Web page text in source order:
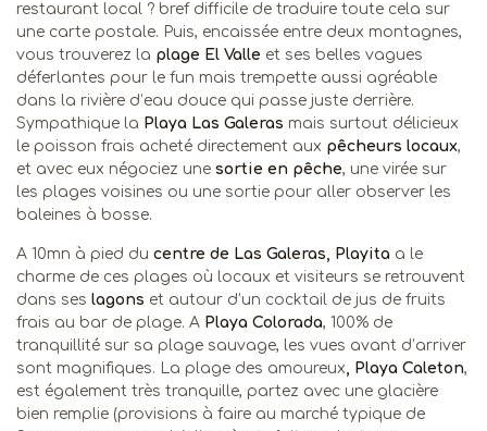
restaurant local ? bref difficile de traduire toute cela sur
une carte postale. Puis, encaissée entre deux montagnes,
vous trouverez la plage El Valle et ses belles vagues
déferlantes pour le fun mais trempette aussi agréable
dans la rivière d’eau douce qui passe juste derrière.
Sympathique la Playa Las Galeras mais surtout délicieux
le poisson frais acheté directement aux pêcheurs locaux,
et avec eux négociez une sortie en pêche, une virée sur
les plages voisines ou une sortie pour aller observer les
baleines à bosse.
A 10mn à pied du centre de Las Galeras, Playita a le
charme de ces plages où locaux et visiteurs se retrouvent
dans ses lagons et autour d’un cocktail de jus de fruits
frais au bar de plage. A Playa Colorada, 100% de
tranquillité sur sa plage sauvage, les vues avant d’arriver
sont magnifiques. La plage des amoureux, Playa Caleton,
est également très tranquille, partez avec une glacière
bien remplie (provisions à faire au marché typique de